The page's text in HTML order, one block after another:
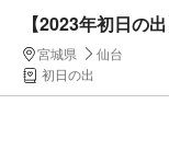
【2023年初日の
宮城県
仙台
初日の出